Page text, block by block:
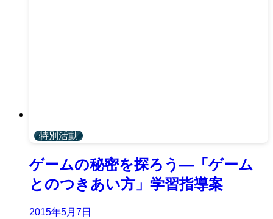
特別活動
ゲームの秘密を探ろう―「ゲーム
とのつきあい方」学習指導案
2015年5月7日